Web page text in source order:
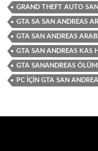
GRAND THEFT AUTO
GTA SA SAN ANDREAS
GTA SAN ANDREAS
GTA SAN ANDREAS KAS
GTA SANANDREAS
PC İÇIN GTA SAN